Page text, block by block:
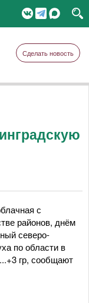
Сделать новость
с
районов, днём
северо-
по области в
гр, сообщают